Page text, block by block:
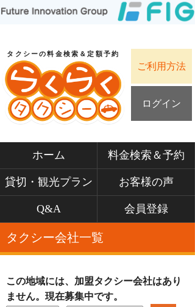
タクシーの料金検索＆定額予約
ご利用方法
ログイン
ホーム 料金検索＆予約
貸切・観光プラン お客様の声
Q&A 会員登録
タクシー会社一覧
この地域には、加盟タクシー会社はあり
ません。現在募集中です。